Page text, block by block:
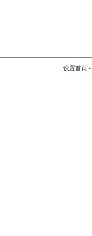
设置首页 -